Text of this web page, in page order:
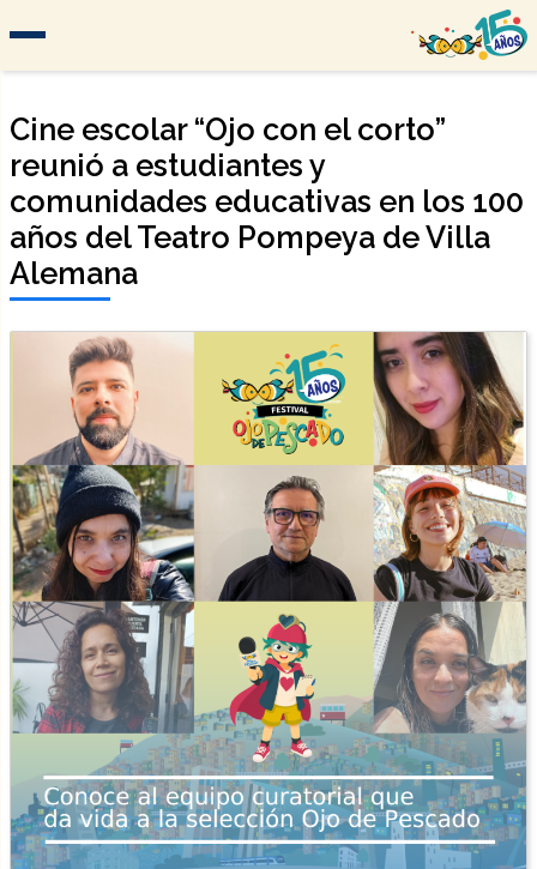
Cine escolar “Ojo con el corto”
reunió a estudiantes y
comunidades educativas en los 100
años del Teatro Pompeya de Villa
Alemana